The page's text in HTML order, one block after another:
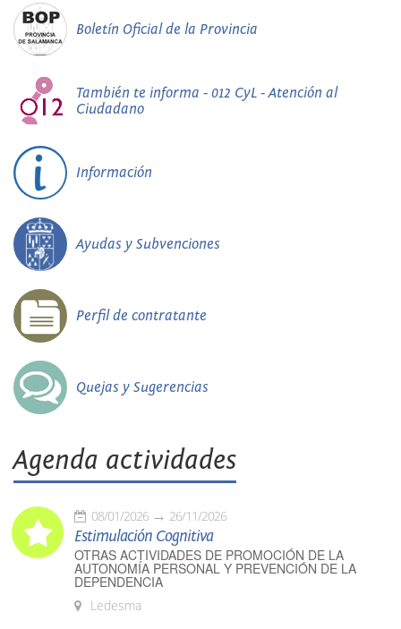
Boletín Oficial de la Provincia
También te informa - 012 CyL - Atención al
Ciudadano
Información
Ayudas y Subvenciones
Perfil de contratante
Quejas y Sugerencias
Agenda actividades
08/01/2026 26/11/2026
Estimulación Cognitiva
OTRAS ACTIVIDADES DE PROMOCIÓN DE LA
AUTONOMÍA PERSONAL Y PREVENCIÓN DE LA
DEPENDENCIA
Ledesma